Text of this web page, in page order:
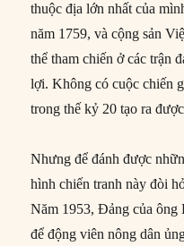
thuộc địa lớn nhất của
năm 1759, và cộng sản
thể tham chiến ở các trận
lợi. Không có cuộc chiến
trong thế kỷ 20 tạo ra
Nhưng để đánh được
hình chiến tranh này đòi
Năm 1953, Đảng của ông
để động viên nông dân